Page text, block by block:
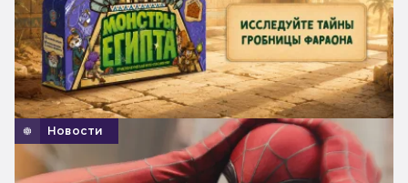
Новости